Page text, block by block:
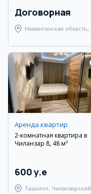
Договорная
Наманганская область,
Аренда квартир
2-комнатная квартира в
Чиланзар 8, 48 м²
600 y.e
Ташкент, Чиланзарский